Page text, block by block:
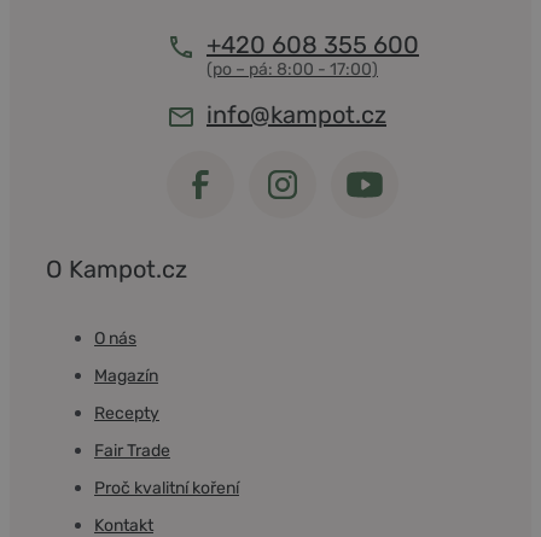
+420 608 355 600
info@kampot.cz
O Kampot.cz
O nás
Magazín
Recepty
Fair Trade
Proč kvalitní koření
Kontakt